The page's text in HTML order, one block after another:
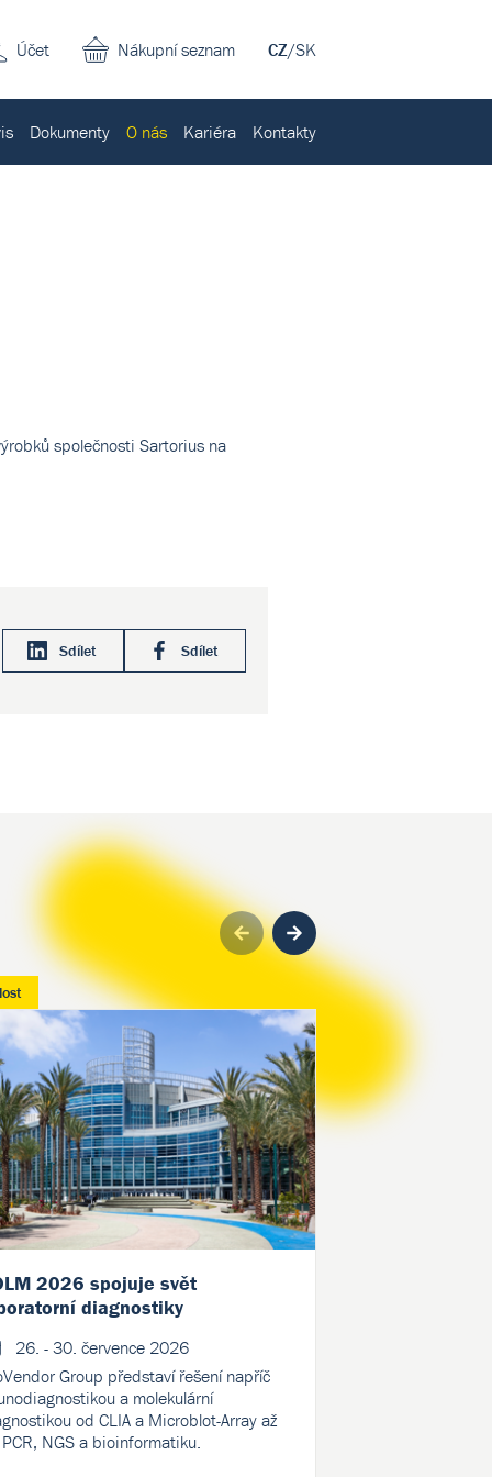
CZ/SK
Nákupní seznam
Účet
Dokumenty O nás Kariéra Kontakty
společnosti Sartorius na
Sdílet Sdílet
Previous
2026 spojuje svět
diagnostiky
26. - 30. července 2026
Group představí řešení napříč
a molekulární
od CLIA a Microblot-Array až
NGS a bioinformatiku.
Novinka